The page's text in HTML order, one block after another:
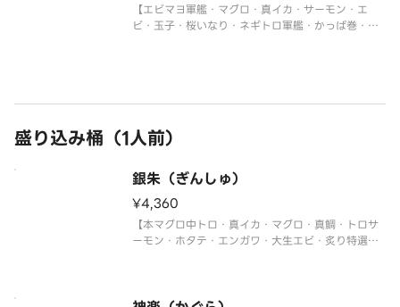
【エビマヨ軍艦・マグロ・真イカ・サーモン・エ
ビ・玉子・桜いなり・ネギトロ軍艦・かっぱ巻・鉄
盛り込み桶（1人前）
銀朱（ぎんしゅ）
¥4,360
【本マグロ中トロ・真イカ・マグロ・真鯛・トロサ
ーモン・ホタテ・エンガワ・大生エビ・炙り特選大